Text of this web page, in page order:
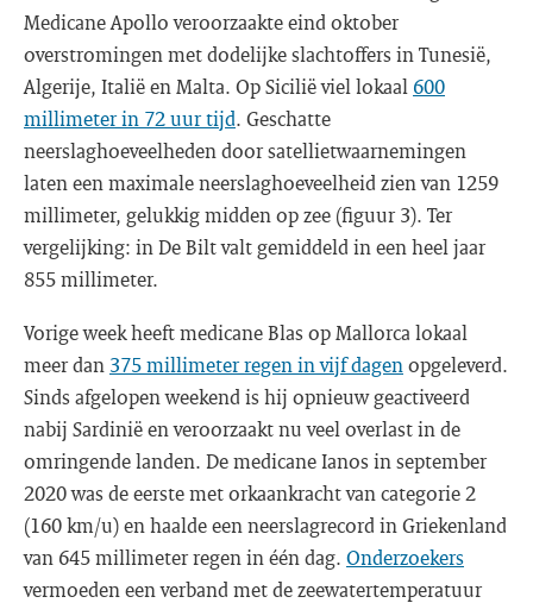
Medicane Apollo veroorzaakte eind oktober
overstromingen met dodelijke slachtoffers in Tunesië,
Algerije, Italië en Malta. Op Sicilië viel lokaal 600
millimeter in 72 uur tijd. Geschatte
neerslaghoeveelheden door satellietwaarnemingen
laten een maximale neerslaghoeveelheid zien van 1259
millimeter, gelukkig midden op zee (figuur 3). Ter
vergelijking: in De Bilt valt gemiddeld in een heel jaar
855 millimeter.
Vorige week heeft medicane Blas op Mallorca lokaal
meer dan 375 millimeter regen in vijf dagen opgeleverd.
Sinds afgelopen weekend is hij opnieuw geactiveerd
nabij Sardinië en veroorzaakt nu veel overlast in de
omringende landen. De medicane Ianos in september
2020 was de eerste met orkaankracht van categorie 2
(160 km/u) en haalde een neerslagrecord in Griekenland
van 645 millimeter regen in één dag. Onderzoekers
vermoeden een verband met de zeewatertemperatuur